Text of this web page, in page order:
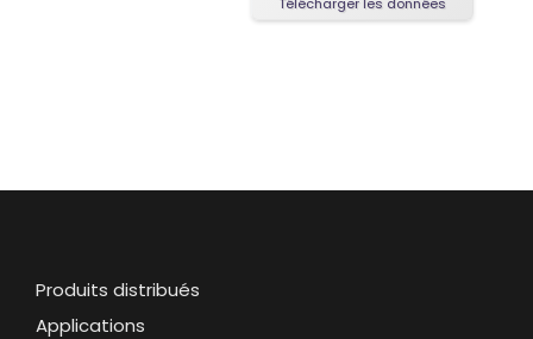
Produits distribués
Applications